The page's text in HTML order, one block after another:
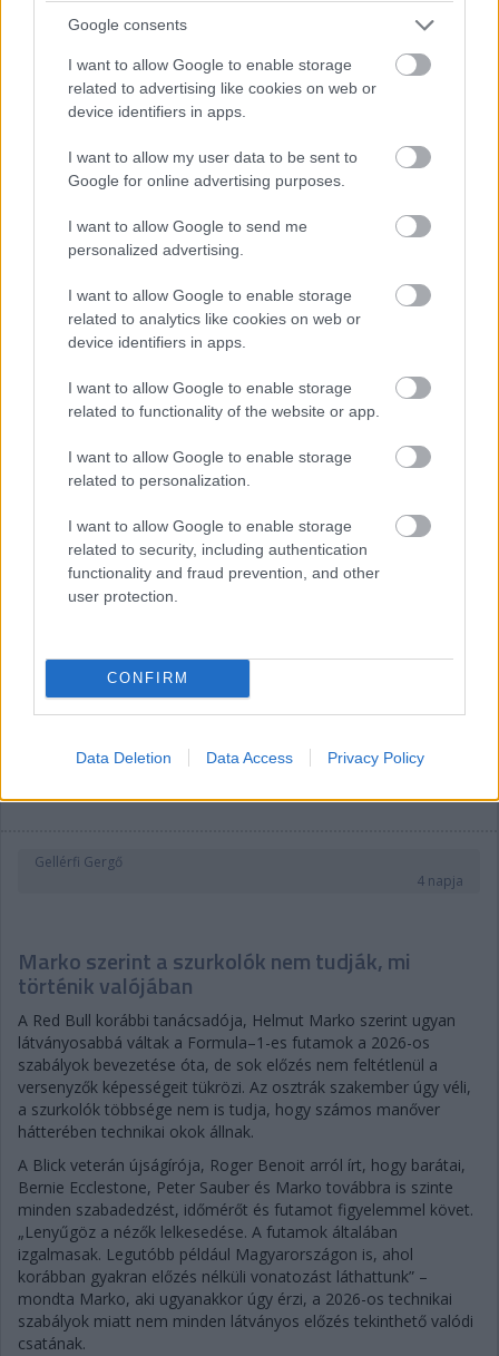
Google consents
I want to allow Google to enable storage
related to advertising like cookies on web or
device identifiers in apps.
I want to allow my user data to be sent to
Google for online advertising purposes.
I want to allow Google to send me
personalized advertising.
I want to allow Google to enable storage
related to analytics like cookies on web or
device identifiers in apps.
I want to allow Google to enable storage
related to functionality of the website or app.
I want to allow Google to enable storage
related to personalization.
I want to allow Google to enable storage
related to security, including authentication
functionality and fraud prevention, and other
user protection.
CONFIRM
Data Deletion Data Access Privacy Policy
Nem tud úrrá lenni a fékproblémákon a Cadillac
Hiába hoztak az F1-es Magyar Nagydíjra fejlesztést is hozzá,
továbbra is szenvednek a fékhűtési problémáktól a Cadillacnél –
ismerte el Valtteri Bottas. A gond a leglátványosabban
Spielbergben ütötte fel a fejét, amikor mindkét autó kiesett
emiatt az első körökben. Ezért a Formula-1 új csapata a
Hungaroringre már új fékhűtő csatornával készült, de a
kanyarokkal tűzdelt mogyoródi pálya és a hőség ismét előhozta
a problémát, így Bottas kiállni kényszerült.
A finn elismerte: a Magyar Nagydíjon bebizonyosodott, hogy
újítás ide vagy oda, nagyobb légáramlásra van szükség a
fékeknél, még ha extrém is volt a helyszín meg a hőmérséklet.
„A fékek egyszerűen túlmelegednek, és eljutunk arra a pontra,
amikor belül minden elkezd égni. És ez nyilván mindent
tönkretesz. Tulajdonképpen a bevezető körömben teljesen
elszálltak a fékek, mert szerintem a fékvezetékek elégtek. Ezért
kellett a bokszbejárati fal mellett megállnom az autóval.”
Gellérfi Gergő
4 napja
Marko szerint a szurkolók nem tudják, mi
történik valójában
A Red Bull korábbi tanácsadója, Helmut Marko szerint ugyan
látványosabbá váltak a Formula–1-es futamok a 2026-os
szabályok bevezetése óta, de sok előzés nem feltétlenül a
versenyzők képességeit tükrözi. Az osztrák szakember úgy véli,
a szurkolók többsége nem is tudja, hogy számos manőver
hátterében technikai okok állnak.
A Blick veterán újságírója, Roger Benoit arról írt, hogy barátai,
Bernie Ecclestone, Peter Sauber és Marko továbbra is szinte
minden szabadedzést, időmérőt és futamot figyelemmel követ.
„Lenyűgöz a nézők lelkesedése. A futamok általában
izgalmasak. Legutóbb például Magyarországon is, ahol
korábban gyakran előzés nélküli vonatozást láthattunk” –
mondta Marko, aki ugyanakkor úgy érzi, a 2026-os technikai
szabályok miatt nem minden látványos előzés tekinthető valódi
csatának.